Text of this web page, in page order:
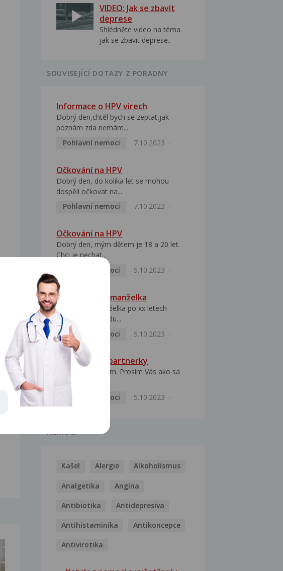
VIDEO: Jak se zbavit
deprese
Shlédněte video na téma
jak se zbavit deprese..
SOUVISEJÍCÍ DOTAZY Z PORADNY
Informace o HPV virech
Dobrý den,chtěl bych se zeptat,jak
poznám zda nemám...
Pohlavní nemoci
7.10.2023
Očkování na HPV
Dobrý den, do kolika let se mohou
dospělí očkovat na...
Pohlavní nemoci
7.10.2023
Očkování na HPV
Dobrý den, mým dětem je 18 a 20 let.
Chci je nechat...
Pohlavní nemoci
5.10.2023
HPV pozitivní manželka
Dobrý den, manželka po xx letech
přivezla z Východu...
Pohlavní nemoci
5.10.2023
HPV typ 52 u partnerky
Dobrý deň prajem. Prosím Vás ako sa
Pohlavní nemoci
5.10.2023
NEMOCI
Kašel Alergie Alkoholismus
Analgetika Angína
Antibiotika Antidepresiva
Antihistaminika Antikoncepce
Antivirotika